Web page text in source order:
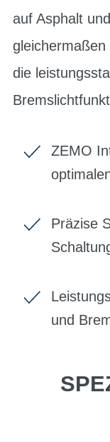
auf Asphalt
die
ZEMO
Präzise
und